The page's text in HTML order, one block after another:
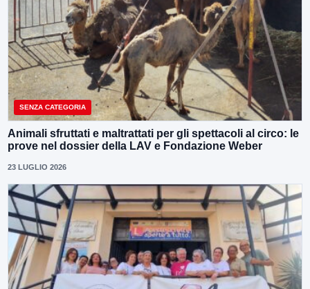
SENZA CATEGORIA
Animali sfruttati e maltrattati per gli spettacoli al circo: le
prove nel dossier della LAV e Fondazione Weber
23 LUGLIO 2026